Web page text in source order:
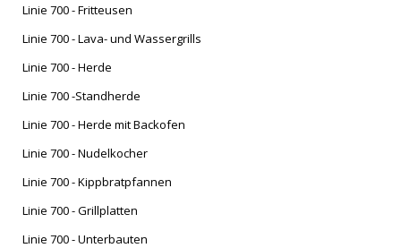
Linie 700 - Fritteusen
Linie 700 - Lava- und Wassergrills
Linie 700 - Herde
Linie 700 -Standherde
Linie 700 - Herde mit Backofen
Linie 700 - Nudelkocher
Linie 700 - Kippbratpfannen
Linie 700 - Grillplatten
Linie 700 - Unterbauten
NACH